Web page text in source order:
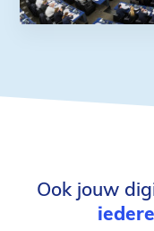
Ook jouw